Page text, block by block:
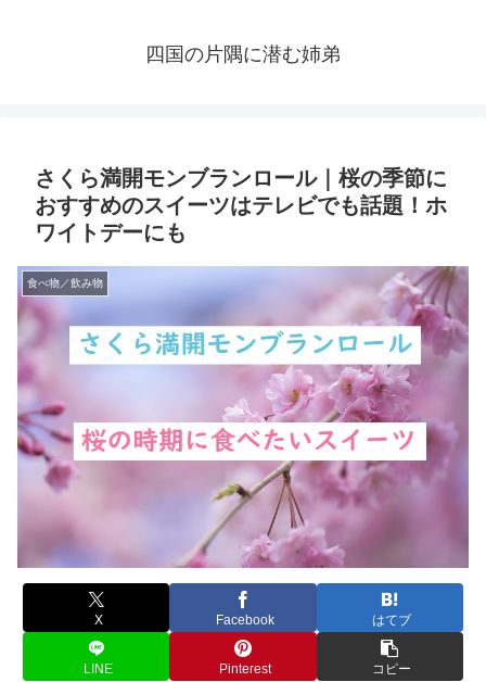
四国の片隅に潜む姉弟
さくら満開モンブランロール｜桜の季節に
おすすめのスイーツはテレビでも話題！ホ
ワイトデーにも
食べ物／飲み物
X Facebook はてブ
LINE Pinterest コピー